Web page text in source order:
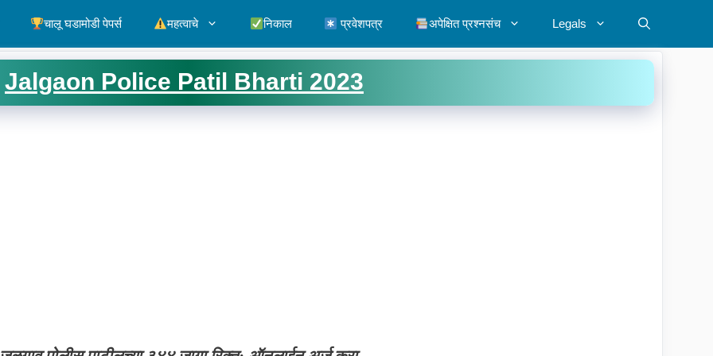
चालू घडामोडी पेपर्स महत्वाचे निकाल प्रवेशपत्र अपेक्षित प्रश्नसंच Legals
Jalgaon Police Patil Bharti 2023